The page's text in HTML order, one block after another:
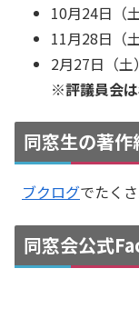
10月24日（
11月28日（
2月27日（
※評議員会
同窓生の著作
ブクログでたく
同窓会公式